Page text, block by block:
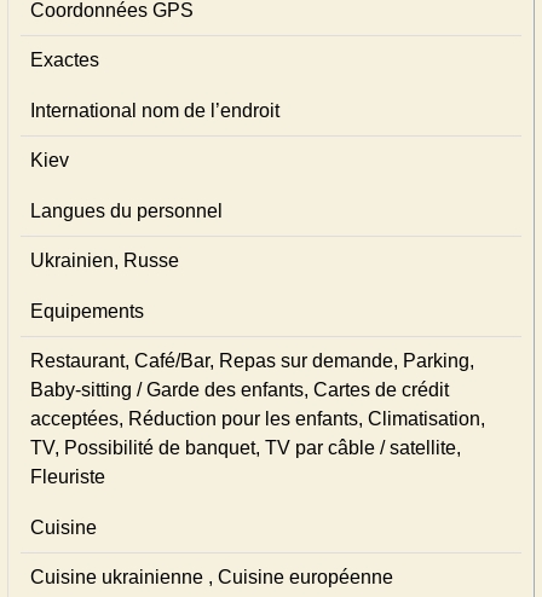
Coordonnées GPS
Exactes
International nom de l’endroit
Kiev
Langues du personnel
Ukrainien, Russe
Equipements
Restaurant, Café/Bar, Repas sur demande, Parking,
Baby-sitting / Garde des enfants, Cartes de crédit
acceptées, Réduction pour les enfants, Climatisation,
TV, Possibilité de banquet, TV par câble / satellite,
Fleuriste
Cuisine
Cuisine ukrainienne , Cuisine européenne